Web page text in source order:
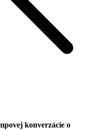
konverzácie o